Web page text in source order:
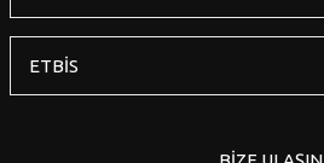
ETBİS